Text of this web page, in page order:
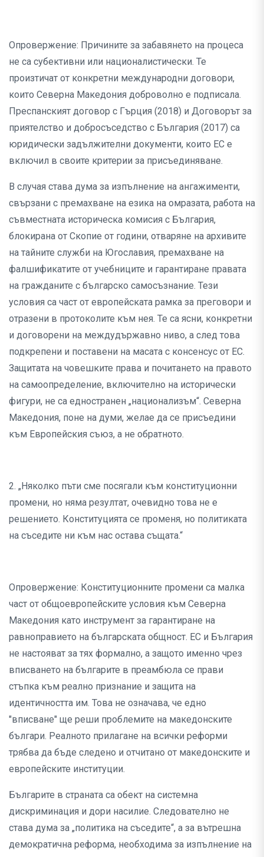
Опровержение: Причините за забавянето на процеса
не са субективни или националистически. Те
произтичат от конкретни международни договори,
които Северна Македония доброволно е подписала.
Преспанският договор с Гърция (2018) и Договорът за
приятелство и добросъседство с България (2017) са
юридически задължителни документи, които ЕС е
включил в своите критерии за присъединяване.
В случая става дума за изпълнение на ангажименти,
свързани с премахване на езика на омразата, работа на
съвместната историческа комисия с България,
блокирана от Скопие от години, отваряне на архивите
на тайните служби на Югославия, премахване на
фалшификатите от учебниците и гарантиране правата
на гражданите с българско самосъзнание. Тези
условия са част от европейската рамка за преговори и
отразени в протоколите към нея. Те са ясни, конкретни
и договорени на междудържавно ниво, а след това
подкрепени и поставени на масата с консенсус от ЕС.
Защитата на човешките права и почитането на правото
на самоопределение, включително на исторически
фигури, не са едностранен „национализъм“. Северна
Македония, поне на думи, желае да се присъедини
към Европейския съюз, а не обратното.
2. „Няколко пъти сме посягали към конституционни
промени, но няма резултат, очевидно това не е
решението. Конституцията се променя, но политиката
на съседите ни към нас остава същата.“
Опровержение: Конституционните промени са малка
част от общоевропейските условия към Северна
Македония като инструмент за гарантиране на
равноправието на българската общност. ЕС и България
не настояват за тях формално, а защото именно чрез
вписването на българите в преамбюла се прави
стъпка към реално признание и защита на
идентичността им. Това не означава, че едно
"вписване" ще реши проблемите на македонските
българи. Реалното прилагане на всички реформи
трябва да бъде следено и отчитано от македонските и
европейските институции.
Българите в страната са обект на системна
дискриминация и дори насилие. Следователно не
става дума за „политика на съседите“, а за вътрешна
демократична реформа, необходима за изпълнение на